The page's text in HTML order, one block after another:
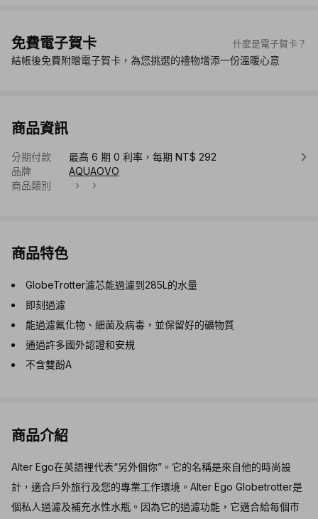
免費電子賀卡 什麼是電子賀卡？
結帳後免費附贈電子賀卡，為您挑選的禮物增添一份溫暖心意
商品資訊
分期付款
最高 6 期 0 利率，每期 NT$ 292
品牌
AQUAOVO
商品類別
商品特色
GlobeTrotter濾芯能過濾到285L的水量
即刻過濾
能過濾氟化物、細菌及病毒，並保留好的礦物質
通過許多國外認證和安規
不含雙酚A
商品介紹
Alter Ego在英語裡代表“另外個你”。它的名稱是來自他的時尚設
計，適合戶外旅行及您的專業工作環境。Alter Ego Globetrotter是
個私人過濾及補充水性水瓶。因為它的過濾功能，它適合給每個市